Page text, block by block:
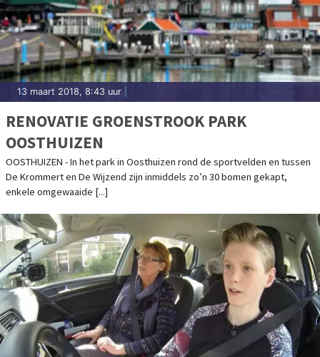
13 maart 2018, 8:43 uur
RENOVATIE GROENSTROOK PARK
OOSTHUIZEN
OOSTHUIZEN - In het park in Oosthuizen rond de sportvelden en tussen
De Krommert en De Wijzend zijn inmiddels zo’n 30 bomen gekapt,
enkele omgewaaide [...]